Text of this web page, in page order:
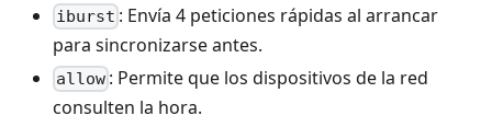
iburst : Envía 4 peticiones rápidas al arrancar
para sincronizarse antes.
allow : Permite que los dispositivos de la red
consulten la hora.